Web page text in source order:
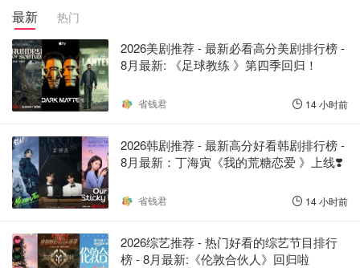
最新 热门
2026美剧推荐 - 最新必看高分美剧排行榜 -
8月最新: 《​​足球教练 》第四季回归！
省钱君 14 小时前
2026韩剧推荐 - 最新高分好看韩剧排行榜 -
8月最新：丁海寅《我的荒糖恋爱 》上线❣️
省钱君 14 小时前
2026综艺推荐 - 热门好看的综艺节目排行
榜 - 8月最新:《​​伦敦合伙人》回归啦